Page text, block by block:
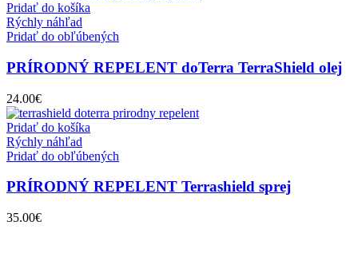
Pridať do košíka
Rýchly náhľad
Pridať do obľúbených
PRÍRODNÝ REPELENT doTerra TerraShield olej
24.00€
Pridať do košíka
Rýchly náhľad
Pridať do obľúbených
PRÍRODNÝ REPELENT Terrashield sprej
35.00€